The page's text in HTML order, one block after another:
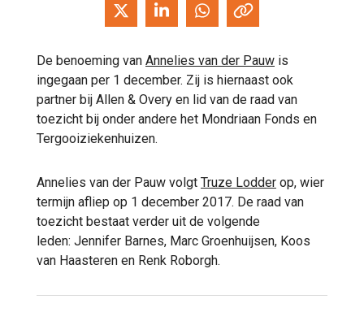
De benoeming van Annelies van der Pauw is
ingegaan per 1 december. Zij is hiernaast ook
partner bij Allen & Overy en lid van de raad van
toezicht bij onder andere het Mondriaan Fonds en
Tergooiziekenhuizen.
Annelies van der Pauw volgt Truze Lodder op, wier
termijn afliep op 1 december 2017. De raad van
toezicht bestaat verder uit de volgende
leden: Jennifer Barnes, Marc Groenhuijsen, Koos
van Haasteren en Renk Roborgh.